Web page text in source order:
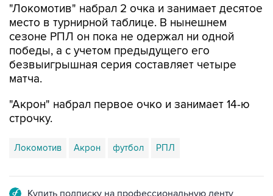
"Локомотив" набрал 2 очка и занимает десятое
место в турнирной таблице. В нынешнем
сезоне РПЛ он пока не одержал ни одной
победы, а с учетом предыдущего его
безвыигрышная серия составляет четыре
матча.
"Акрон" набрал первое очко и занимает 14-ю
строчку.
Локомотив Акрон футбол РПЛ